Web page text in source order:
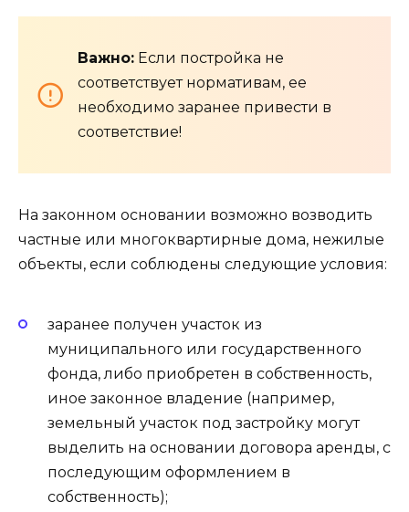
Важно: Если постройка не
соответствует нормативам, ее
необходимо заранее привести в
соответствие!
На законном основании возможно возводить
частные или многоквартирные дома, нежилые
объекты, если соблюдены следующие условия:
заранее получен участок из
муниципального или государственного
фонда, либо приобретен в собственность,
иное законное владение (например,
земельный участок под застройку могут
выделить на основании договора аренды, с
последующим оформлением в
собственность);